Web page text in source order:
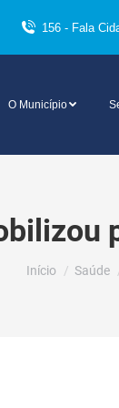
156 - Fala
O Município
Você está aqui:
Início Saúde